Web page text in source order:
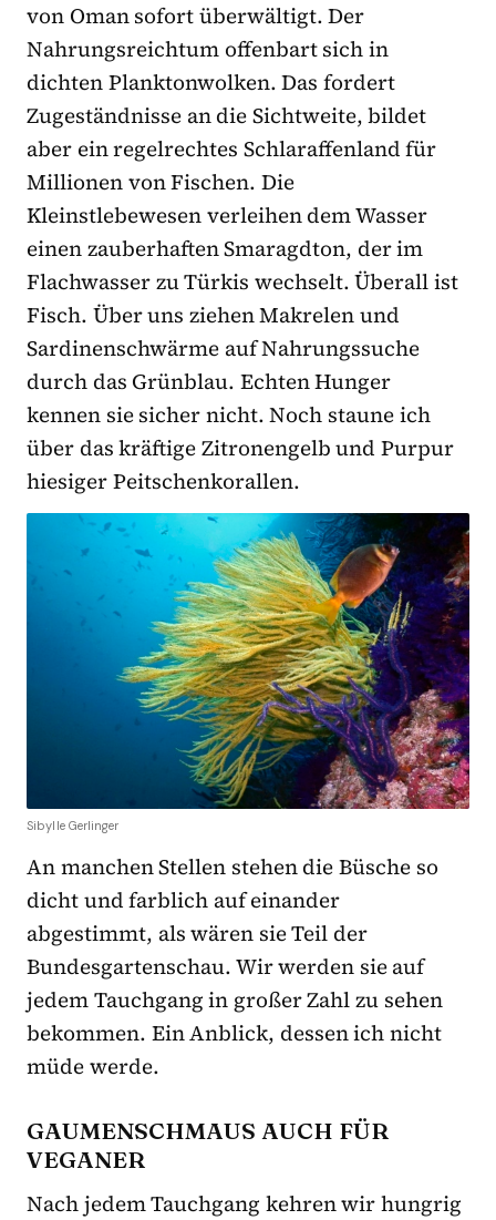
von Oman sofort überwältigt. Der
Nahrungsreichtum offenbart sich in
dichten Planktonwolken. Das fordert
Zugeständnisse an die Sichtweite, bildet
aber ein regelrechtes Schlaraffenland für
Millionen von Fischen. Die
Kleinstlebewesen verleihen dem Wasser
einen zauberhaften Smaragdton, der im
Flachwasser zu Türkis wechselt. Überall ist
Fisch. Über uns ziehen Makrelen und
Sardinenschwärme auf Nahrungssuche
durch das Grünblau. Echten Hunger
kennen sie sicher nicht. Noch staune ich
über das kräftige Zitronengelb und Purpur
hiesiger Peitschenkorallen.
Sibylle Gerlinger
An manchen Stellen stehen die Büsche so
dicht und farblich auf einander
abgestimmt, als wären sie Teil der
Bundesgartenschau. Wir werden sie auf
jedem Tauchgang in großer Zahl zu sehen
bekommen. Ein Anblick, dessen ich nicht
müde werde.
GAUMENSCHMAUS AUCH FÜR
VEGANER
Nach jedem Tauchgang kehren wir hungrig